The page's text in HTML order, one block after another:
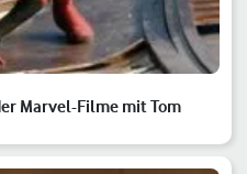
Marvel-Filme mit Tom